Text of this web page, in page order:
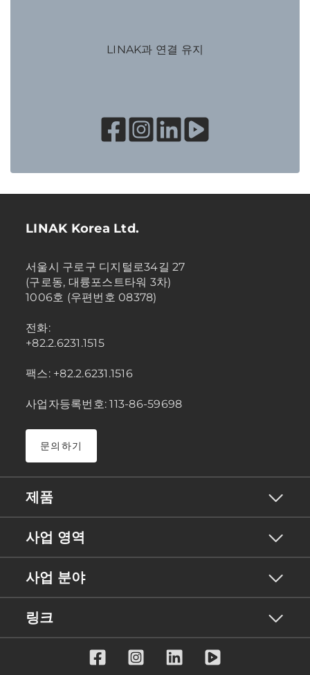
LINAK과 연결 유지
LINAK Korea Ltd.
서울시 구로구 디지털로34길 27
(구로동, 대륭포스트타워 3차)
1006호 (우편번호 08378)
전화:
+82.2.6231.1515
팩스: +82.2.6231.1516
사업자등록번호: 113-86-59698
문의하기
제품
사업 영역
사업 분야
링크